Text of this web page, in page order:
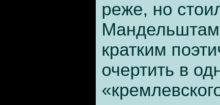
реже, но
кратким
очертить в